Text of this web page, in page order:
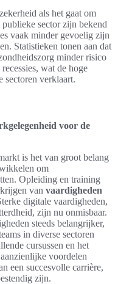
als het gaat om
sector zijn bekend
vaak minder gevoelig zijn
Statistieken tonen aan dat
minder risico
wat de hoge
sectoren verklaart.
voor de
is het van groot belang
om
Opleiding en training
van vaardigheden
digitale vaardigheden,
zijn nu onmisbaar.
steeds belangrijker,
in diverse sectoren
cursussen en het
voordelen
een succesvolle carrière,
zijn.